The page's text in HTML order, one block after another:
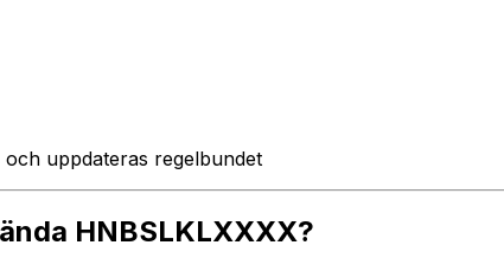
uppdateras regelbundet
HNBSLKLXXXX?